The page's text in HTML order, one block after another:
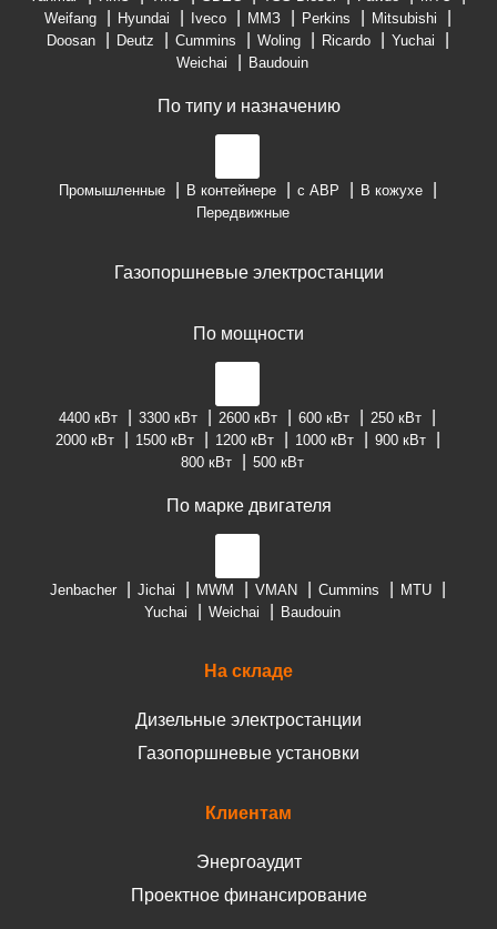
Weifang
Hyundai Iveco ММЗ Perkins
Mitsubishi
Doosan
Deutz Cummins Woling Ricardo
Yuchai
Weichai
Baudouin
По типу и назначению
Промышленные В контейнере с АВР
В кожухе
Передвижные
Газопоршневые электростанции
По мощности
4400 кВт 3300 кВт 2600 кВт 600 кВт
250 кВт
2000 кВт
1500 кВт 1200 кВт 1000 кВт
900 кВт
800 кВт
500 кВт
По марке двигателя
Jenbacher Jichai MWM VMAN Cummins
MTU
Yuchai
Weichai Baudouin
На складе
Дизельные электростанции
Газопоршневые установки
Клиентам
Энергоаудит
Проектное финансирование